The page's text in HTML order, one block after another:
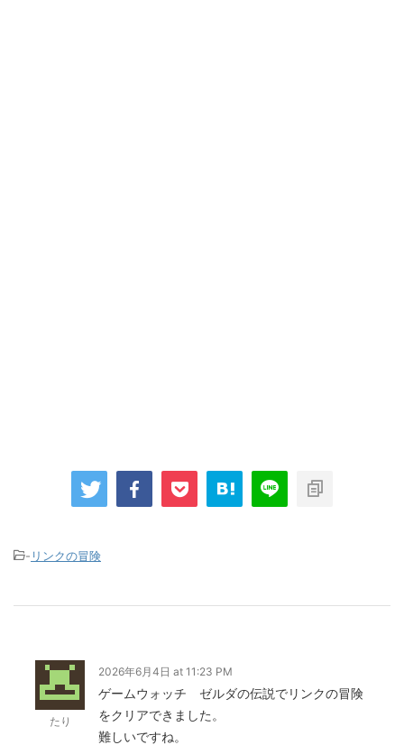
- リンクの冒険
たり
2026年6月4日 at 11:23 PM
ゲームウォッチ ゼルダの伝説でリンクの冒険
をクリアできました。
難しいですね。